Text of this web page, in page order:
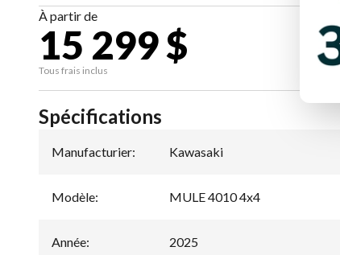
À partir de
15 299 $
Tous frais inclus
Spécifications
Manufacturier: Kawasaki
Modèle: MULE 4010 4x4
Année: 2025